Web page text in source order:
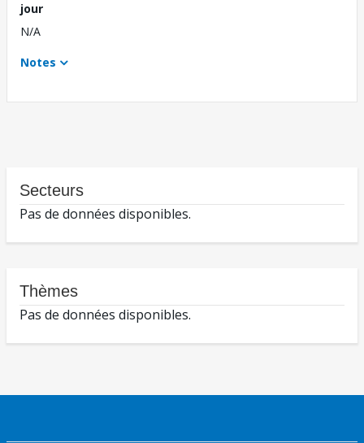
jour
N/A
Notes
Secteurs
Pas de données disponibles.
Thèmes
Pas de données disponibles.